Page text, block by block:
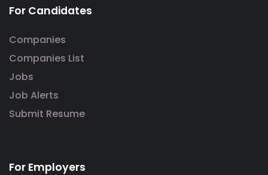
For Candidates
Companies
Companies List
Jobs
Job Alerts
Submit Resume
For Employers